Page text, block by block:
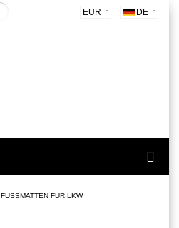
EUR DE
FUSSMATTEN FÜR LKW